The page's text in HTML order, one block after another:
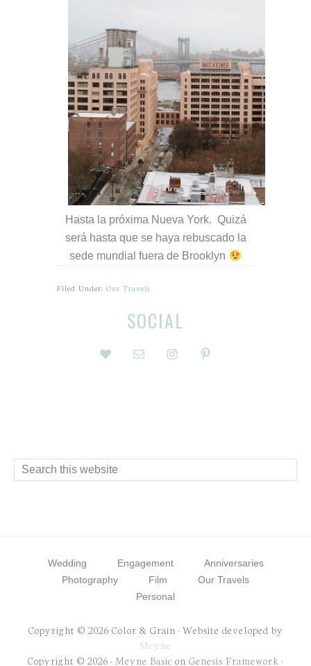
Hasta la próxima Nueva York. Quizá
será hasta que se haya rebuscado la
sede mundial fuera de Brooklyn
Filed Under:Our Travels
Interactions
SOCIAL
Search
Wedding Engagement
Anniversaries
Photography
Film
Our Travels
Personal
Copyright © 2026 Color & Grain · Website developed by
Meyne
Copyright © 2026 · Meyne Basic on Genesis Framework ·